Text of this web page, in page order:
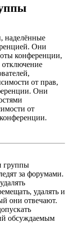
наделённые
Они
конференции,
отключение
от прав,
Они
от
группы
за форумами.
удалять и
они отвечают.
обсуждаемым